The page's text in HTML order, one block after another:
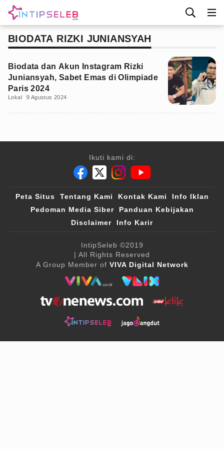
BIODATA RIZKI JUNIANSYAH
Biodata dan Akun Instagram Rizki
Juniansyah, Sabet Emas di Olimpiade
Paris 2024
Lokal 9 Agustus 2024
Ikuti kami di:
Peta Situs Tentang Kami Kontak Kami
Info Iklan
Pedoman Media Siber
Panduan Kebijakan
Disclaimer
Info Karir
IntipSeleb ©2019
| All Rights Reserved
A Group Member of VIVA Digital Network